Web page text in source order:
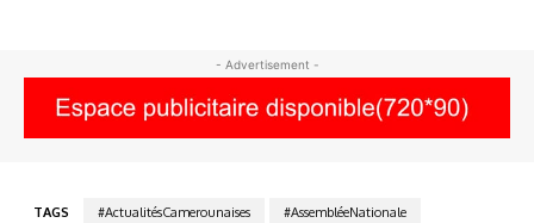
- Advertisement -
TAGS #ActualitésCamerounaises
#AssembléeNationale